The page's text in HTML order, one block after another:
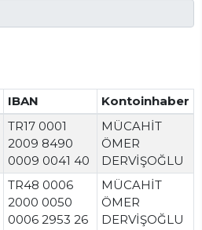
IBAN
Kontoinhaber
TR17 0001
2009 8490
0009 0041 40
MÜCAHİT
ÖMER
DERVİŞOĞLU
TR48 0006
2000 0050
0006 2953 26
MÜCAHİT
ÖMER
DERVİŞOĞLU